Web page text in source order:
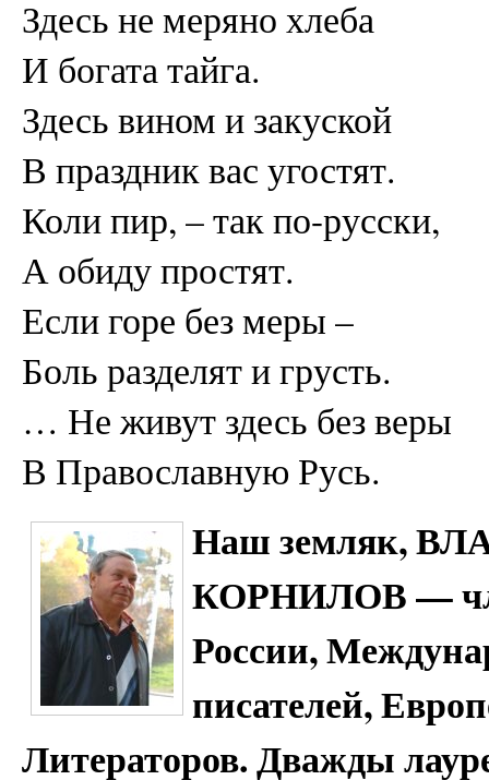
Здесь не меряно хлеба
И богата тайга.
Здесь вином и закуской
В праздник вас угостят.
Коли пир, – так по-русски,
А обиду простят.
Если горе без меры –
Боль разделят и грусть.
… Не живут здесь без веры
В Православную Русь.
Наш земляк,
КОРНИЛОВ —
России,
писателей,
Литераторов. Дважды